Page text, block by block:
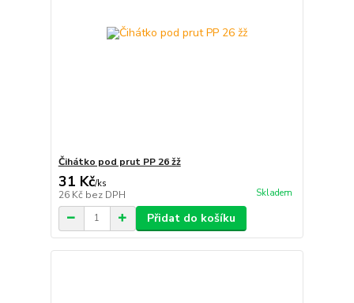
Čihátko pod prut PP 26 žž
31 Kč/ks
26 Kč bez DPH Skladem
Přidat do košíku